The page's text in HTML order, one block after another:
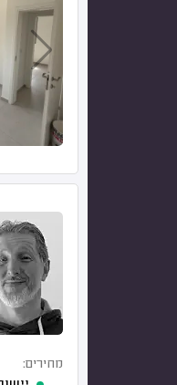
מחירים: